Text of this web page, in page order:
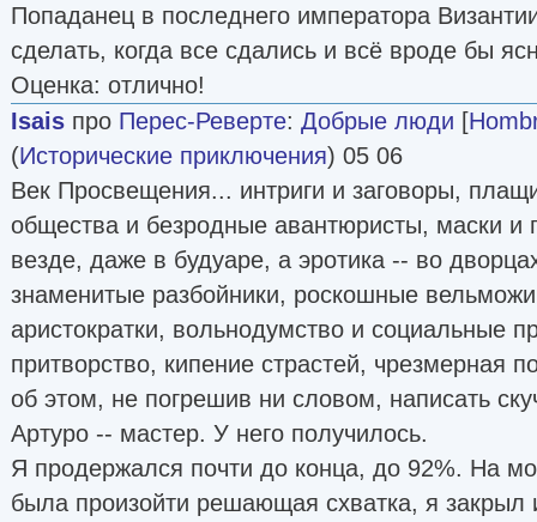
Попаданец в последнего императора
сделать, когда все сдались и всё вроде бы
Оценка: отлично!
Isais про Перес-Реверте: Добрые люди [
(Исторические приключения) 05 06
Век Просвещения... интриги и заговоры,
общества и безродные авантюристы, маски
везде, даже в будуаре, а эротика -- во
знаменитые разбойники, роскошные
аристократки, вольнодумство и социальные
притворство, кипение страстей, чрезмерная
об этом, не погрешив ни словом, написать
Артуро -- мастер. У него получилось.
Я продержался почти до конца, до 92%. На
была произойти решающая схватка, я закрыл